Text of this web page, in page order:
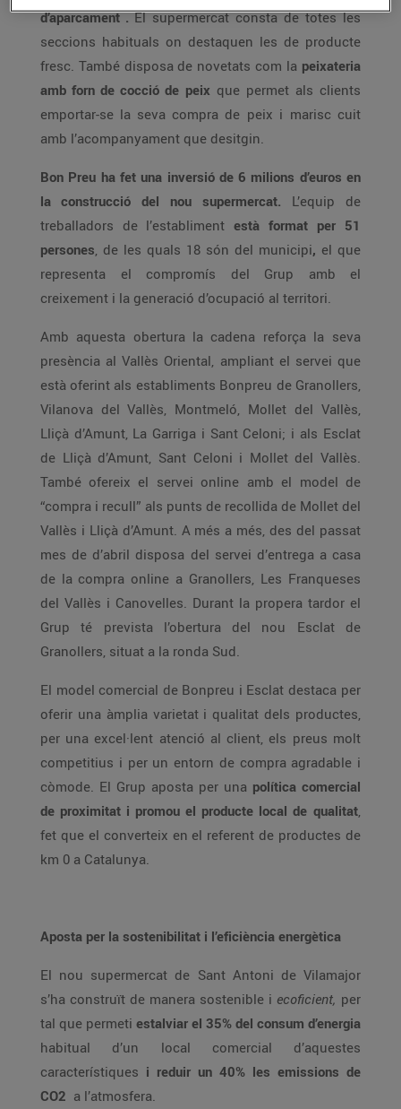
d’aparcament .El supermercat consta de totes les
seccions habituals on destaquen les de producte
fresc. També disposa de novetats com la peixateria
amb forn de cocció de peix que permet als clients
emportar-se la seva compra de peix i marisc cuit
amb l’acompanyament que desitgin.
Bon Preu ha fet una inversió de 6 milions d’euros en
la construcció del nou supermercat. L’equip de
treballadors de l’establiment està format per 51
persones
, de les quals 18 són del municipi, el que
representa el compromís del Grup amb el
creixement i la generació d’ocupació al territori.
Amb aquesta obertura la cadena reforça la seva
presència al Vallès Oriental, ampliant el servei que
està oferint als establiments Bonpreu de Granollers,
Vilanova del Vallès, Montmeló, Mollet del Vallès,
Lliçà d’Amunt, La Garriga i Sant Celoni; i als Esclat
de Lliçà d’Amunt, Sant Celoni i Mollet del Vallès.
També ofereix el servei online amb el model de
“compra i recull” als punts de recollida de Mollet del
Vallès i Lliçà d’Amunt. A més a més, des del passat
mes de d’abril disposa del servei d’entrega a casa
de la compra online a Granollers, Les Franqueses
del Vallès i Canovelles. Durant la propera tardor el
Grup té prevista l’obertura del nou Esclat de
Granollers, situat a la ronda Sud.
El model comercial de Bonpreu i Esclat destaca per
oferir una àmplia varietat i qualitat dels productes,
per una excel·lent atenció al client, els preus molt
competitius i per un entorn de compra agradable i
còmode. El Grup aposta per una política comercial
de proximitat i promou el producte local de qualitat,
fet que el converteix en el referent de productes de
km 0 a Catalunya.
Aposta per la sostenibilitat i l’eficiència energètica
El nou supermercat de Sant Antoni de Vilamajor
s’ha construït de manera sostenible i ecoficient,
tal que permeti
estalviar el 35% del consum d’energia
habitual d’un local comercial d’aquestes
característiques i reduir un 40% les emissions de
CO2 a l’atmosfera.